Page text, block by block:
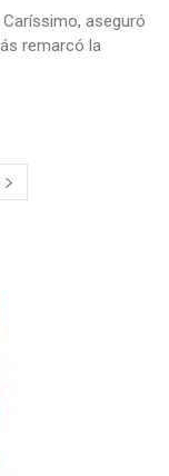
aseguró
remarcó la